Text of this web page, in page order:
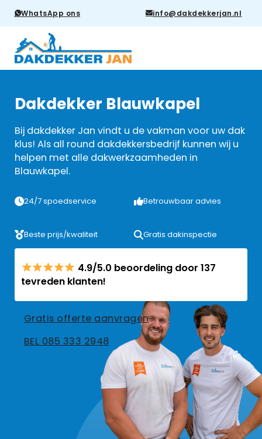
WhatsApp ons info@dakdekkerjan.nl
Dakdekker Blauwkapel
Bij dakdekker Jan vindt u de vakman voor uw dak
klus! Als all round dakdekkersbedrijf kunnen wij u
helpen met alle dakwerkzaamheden in
Blauwkapel.
24/7 spoedservice Betrouwbaar advies
Beste prijs/kwaliteit Gratis dakinspectie
4.9/5.0 beoordeling door 137
tevreden klanten!
Gratis offerte aanvragen
BEL 085 333 2948